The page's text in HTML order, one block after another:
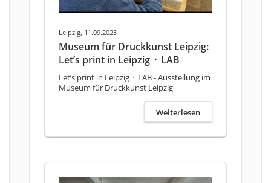
Leipzig, 11.09.2023
Museum für Druckkunst Leipzig:
Let’s print in Leipzig ᛫ LAB
Let’s print in Leipzig ᛫ LAB - Ausstellung im
Museum für Druckkunst Leipzig
Weiterlesen